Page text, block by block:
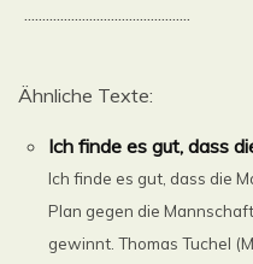
..............................................
Ähnliche Texte:
Ich finde es gut, dass
Ich finde es gut, dass die
Plan gegen die
gewinnt. Thomas Tuchel